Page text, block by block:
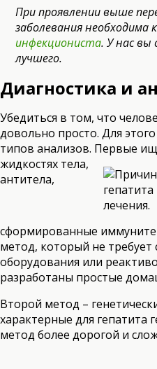
При проявлении выше
заболевания необходима
инфекциониста. У нас
лучшего.
Диагностика и
Убедиться в том, что
довольно просто. Для
типов анализов. Первые
жидкостях тела,
антитела,
сформированные
метод, который не требует
оборудования или
разработаны простые
Второй метод –
характерные для гепатита
метод более дорогой и